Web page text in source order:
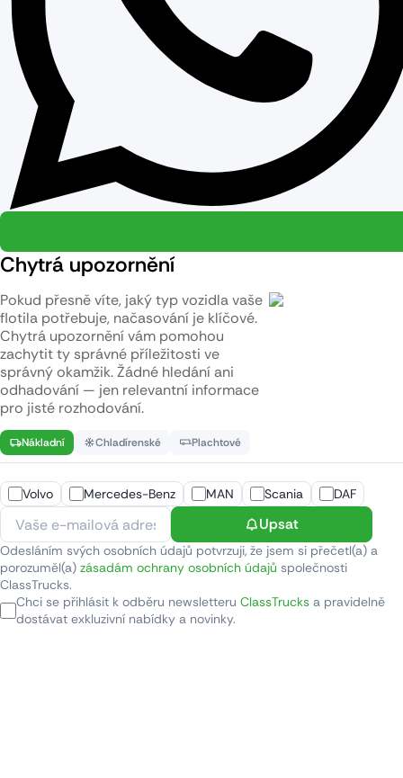
Chytrá upozornění
Pokud přesně víte, jaký typ vozidla vaše
flotila potřebuje, načasování je klíčové.
Chytrá upozornění vám pomohou
zachytit ty správné příležitosti ve
správný okamžik. Žádné hledání ani
odhadování — jen relevantní informace
pro jisté rozhodování.
Nákladní Chladírenské Plachtové
Volvo Mercedes-Benz MAN Scania DAF
Upsat
Odesláním svých osobních údajů potvrzuji, že jsem si přečetl(a) a
porozuměl(a) zásadám ochrany osobních údajů společnosti
ClassTrucks.
Chci se přihlásit k odběru newsletteru ClassTrucks a pravidelně
dostávat exkluzivní nabídky a novinky.